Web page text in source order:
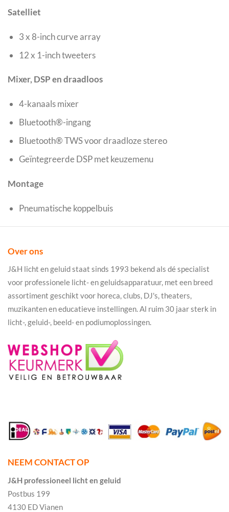
Satelliet
3 x 8-inch curve array
12 x 1-inch tweeters
Mixer, DSP en draadloos
4-kanaals mixer
Bluetooth®-ingang
Bluetooth® TWS voor draadloze stereo
Geïntegreerde DSP met keuzemenu
Montage
Pneumatische koppelbuis
Over ons
J&H licht en geluid staat sinds 1993 bekend als dé specialist
voor professionele licht- en geluidsapparatuur, met een breed
assortiment geschikt voor horeca, clubs, DJ's, theaters,
muzikanten en educatieve instellingen. Al ruim 30 jaar sterk in
licht-, geluid-, beeld- en podiumoplossingen.
NEEM CONTACT OP
J&H professioneel licht en geluid
Postbus 199
4130 ED Vianen